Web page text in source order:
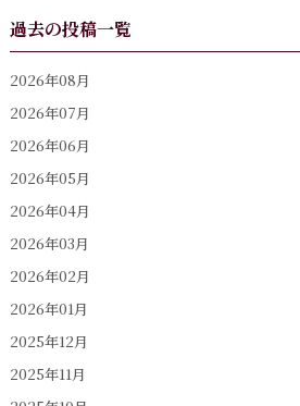
過去の投稿一覧
2026年08月
2026年07月
2026年06月
2026年05月
2026年04月
2026年03月
2026年02月
2026年01月
2025年12月
2025年11月